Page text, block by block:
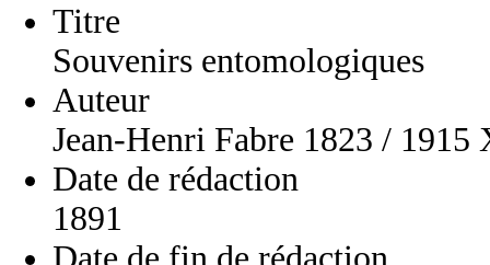
Titre
Souvenirs entomologiques
Auteur
Jean-Henri Fabre 1823 / 1915
Date de rédaction
1891